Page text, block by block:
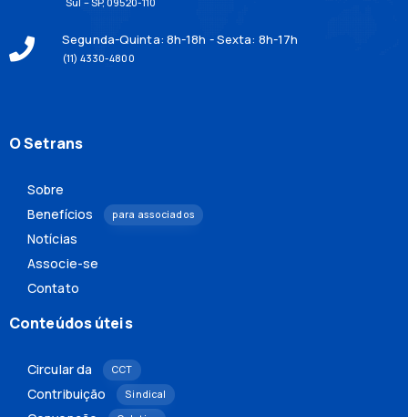
Segunda-Quinta: 8h-18h - Sexta: 8h-17h
(11) 4330-4800
O Setrans
Sobre
Benefícios
para associados
Notícias
Associe-se
Contato
Conteúdos úteis
Circular da CCT
Contribuição Sindical